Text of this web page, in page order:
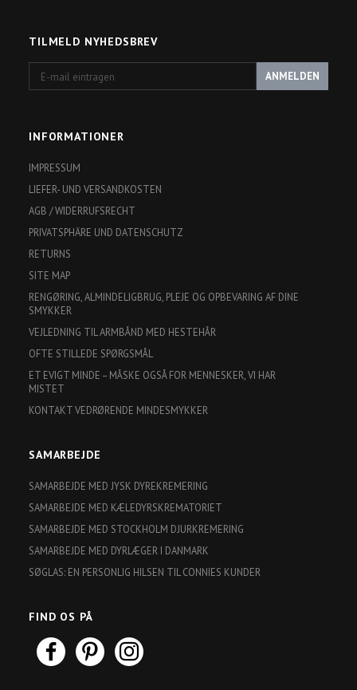
TILMELD NYHEDSBREV
mail
ANMELDEN
INFORMATIONER
IMPRESSUM
LIEFER- UND VERSANDKOSTEN
AGB / WIDERRUFSRECHT
PRIVATSPHÄRE UND DATENSCHUTZ
RETURNS
SITE MAP
RENGØRING, ALMINDELIGBRUG, PLEJE OG OPBEVARING AF DINE
SMYKKER
VEJLEDNING TIL ARMBÅND MED HESTEHÅR
OFTE STILLEDE SPØRGSMÅL
ET EVIGT MINDE – MÅSKE OGSÅ FOR MENNESKER, VI HAR
MISTET
KONTAKT VEDRØRENDE MINDESMYKKER
SAMARBEJDE
SAMARBEJDE MED JYSK DYREKREMERING
SAMARBEJDE MED KÆLEDYRSKREMATORIET
SAMARBEJDE MED STOCKHOLM DJURKREMERING
SAMARBEJDE MED DYRLÆGER I DANMARK
SØGLAS: EN PERSONLIG HILSEN TIL CONNIES KUNDER
FIND OS PÅ